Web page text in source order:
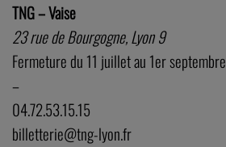
TNG – Vaise
23 rue de Bourgogne, Lyon 9
Fermeture du 11 juillet au 1er septembre
–
04.72.53.15.15
billetterie@tng-lyon.fr